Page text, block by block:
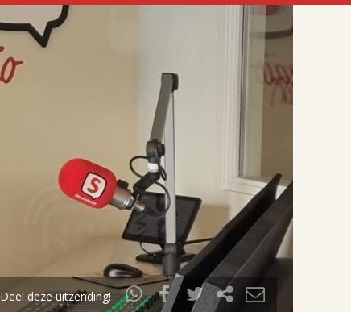
uur 1 van 2
Volgend uur
Deel deze uitzending!